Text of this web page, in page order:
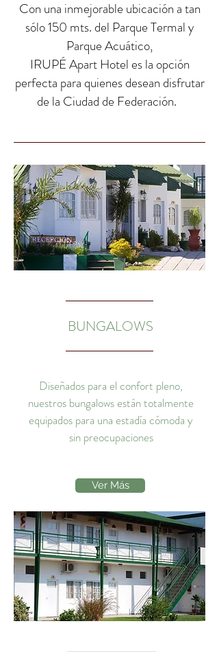
Con una inmejorable ubicación a tan
sólo 150 mts. del Parque Termal y
Parque Acuático,
IRUPÉ Apart Hotel es la opción
perfecta para quienes desean disfrutar
de la Ciudad de Federación.
BUNGALOWS
Diseñados para el confort pleno,
nuestros bungalows están totalmente
equipados para una estadía cómoda y
sin preocupaciones
Ver Más